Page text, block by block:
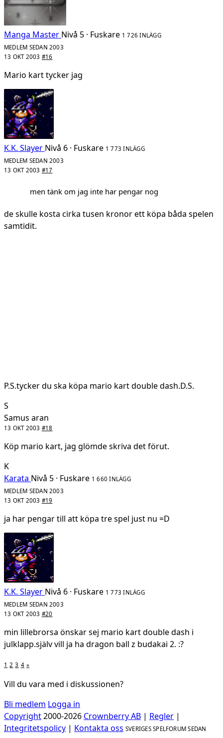
Manga Master Nivå 5 · Fuskare 1 726 INLÄGG
MEDLEM SEDAN 2003
13 OKT 2003 #16
Mario kart tycker jag
K.K. Slayer Nivå 6 · Fuskare 1 773 INLÄGG
MEDLEM SEDAN 2003
13 OKT 2003 #17
men tänk om jag inte har pengar nog
de skulle kosta cirka tusen kronor ett köpa båda spelen
samtidit.
P.S.tycker du ska köpa mario kart double dash.D.S.
S
Samus aran
13 OKT 2003 #18
Köp mario kart, jag glömde skriva det förut.
K
Karata Nivå 5 · Fuskare 1 660 INLÄGG
MEDLEM SEDAN 2003
13 OKT 2003 #19
ja har pengar till att köpa tre spel just nu =D
K.K. Slayer Nivå 6 · Fuskare 1 773 INLÄGG
MEDLEM SEDAN 2003
13 OKT 2003 #20
min lillebrorsa önskar sej mario kart double dash i
julklapp.själv vill ja ha dragon ball z budakai 2. :?
1 2 3 4 »
Vill du vara med i diskussionen?
Bli medlem Logga in
Copyright2000-2026 Crownberry AB | Regler |
Integritetspolicy | Kontakta oss SVERIGES SPELFORUM SEDAN